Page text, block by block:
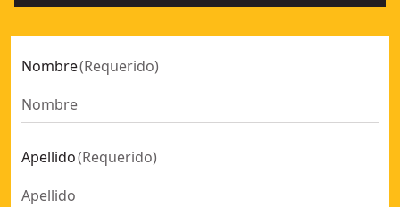
Nombre(Requerido)
Apellido(Requerido)